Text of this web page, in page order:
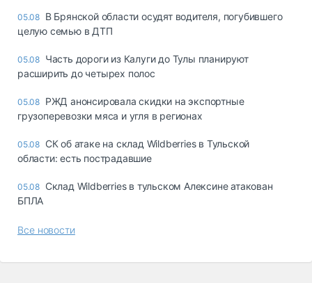
05.08 В Брянской области осудят водителя, погубившего
целую семью в ДТП
05.08 Часть дороги из Калуги до Тулы планируют
расширить до четырех полос
05.08 РЖД анонсировала скидки на экспортные
грузоперевозки мяса и угля в регионах
05.08 СК об атаке на склад Wildberries в Тульской
области: есть пострадавшие
05.08 Склад Wildberries в тульском Алексине атакован
БПЛА
Все новости